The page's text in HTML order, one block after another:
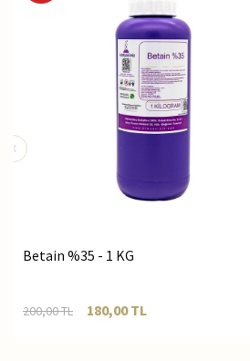
Betain %35 - 1 KG
200,00TL 180,00TL